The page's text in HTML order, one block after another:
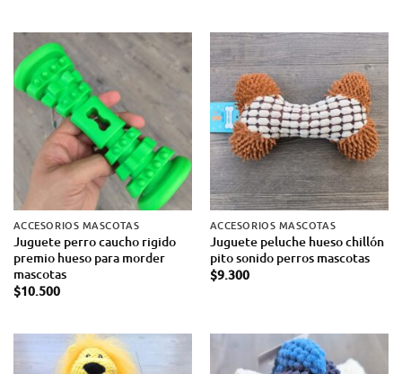
ACCESORIOS MASCOTAS
Juguete perro caucho rigido
premio hueso para morder
mascotas
$10.500
ACCESORIOS MASCOTAS
Juguete peluche hueso chillón
pito sonido perros mascotas
$9.300